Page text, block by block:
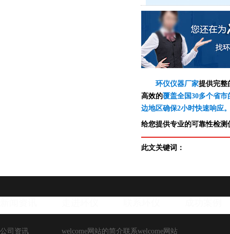
环仪仪器厂家提供完整
高效的覆盖全国30多个省
边地区确保2小时快速响应
给您提供专业的可靠性检测
此文关键词：
公司资讯 welcome网站的简介联系welcome网站